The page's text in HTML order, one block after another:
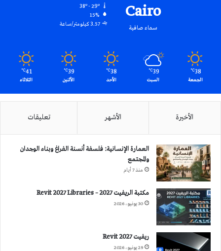
Cairo
سماء صافية
15%
3.57 كيلومتر/ساعة
38
℃
الجمعة
39
℃
السبت
38
℃
الأحد
39
℃
الأثنين
41
℃
الثلاثاء
الأخيرة الأشهر تعليقات
العمارة الإنسانية: فلسفة أنسنة الفراغ وبناء الوجدان
والمجتمع
منذ 7 أيام
مكتبة الريفيت 2027 – Revit 2027 Libraries
30 يونيو، 2026
ريفيت 2027 Revit
29 يونيو، 2026